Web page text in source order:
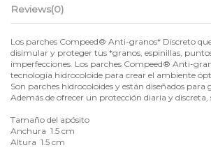
Reviews(0)
Los parches Compeed® Anti-granos* Discreto
disimular y proteger tus *granos, espinillas,
imperfecciones. Los parches Compeed® Anti-
tecnología hidrocoloide para crear el ambiente
Son parches hidrocoloides y están diseñados para
Además de ofrecer un protección diaria y discreta,
Tamaño del apósito
Anchura 1.5 cm
Altura 1.5 cm